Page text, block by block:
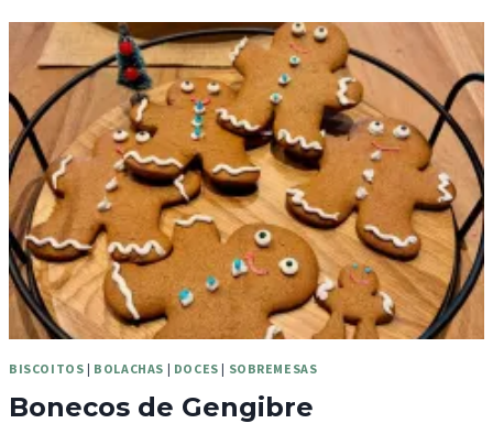
BISCOITOS | BOLACHAS | DOCES | SOBREMESAS
Bonecos de Gengibre